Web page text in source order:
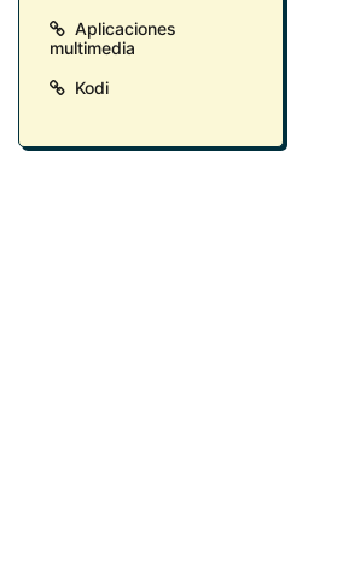
Aplicaciones
multimedia
Kodi